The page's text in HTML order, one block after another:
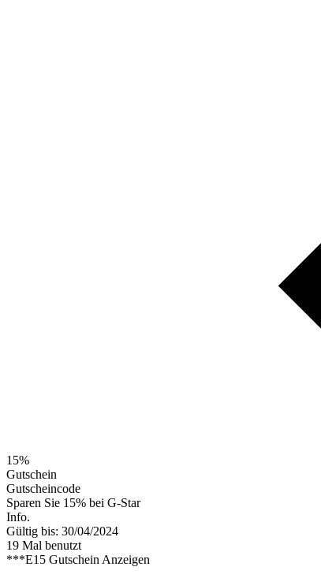
15%
Gutschein
Gutscheincode
Sparen Sie 15% bei G-Star
Info.
Gültig bis: 30/04/2024
19 Mal benutzt
***E15 Gutschein Anzeigen